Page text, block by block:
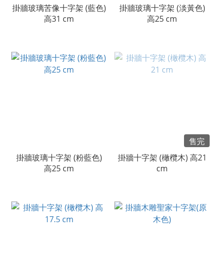
掛牆玻璃苦像十字架 (藍色)
高31 cm
掛牆玻璃十字架 (淡黃色)
高25 cm
掛牆玻璃十字架 (粉藍色)
高25 cm
售完
掛牆十字架 (橄欖木) 高21
cm